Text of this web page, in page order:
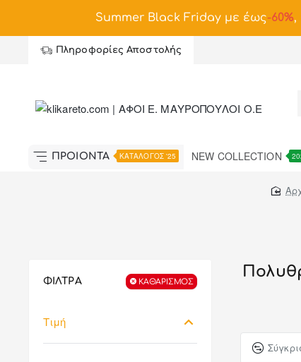
Summer Black Friday με έως-60%,
Πληροφορίες Αποστολής
ΠΡΟΪΟΝΤΑ ΚΑΤΑΛΟΓΟΣ '25 NEW COLLECTION
ΦΙΛΤΡΑ ΚΑΘΑΡΙΣΜΌΣ
Τιμή